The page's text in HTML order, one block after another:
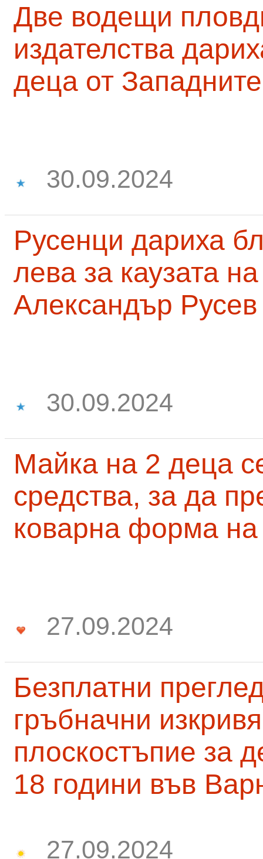
Две водещи
издателства
деца от
30.09.2024
Русенци дариха
лева за каузата
Александър Русев
30.09.2024
Майка на 2 деца
средства, за да
коварна форма на
27.09.2024
Безплатни
гръбначни
плоскостъпие за
18 години във
27.09.2024